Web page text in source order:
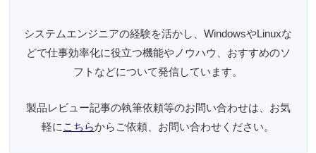
システムエンジニアの経験を活かし、WindowsやLinuxな
どで仕事効率化に役立つ機能やノウハウ、おすすめのソ
フトなどについて発信しています。
製品レビュー記事の執筆依頼等のお問い合わせは、お気
軽に こちらからご依頼、お問い合わせください。